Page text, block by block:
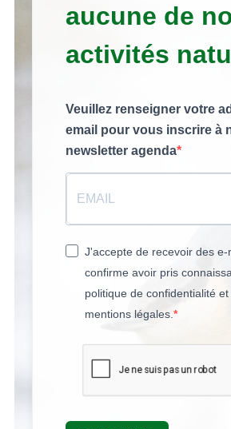
aucune de
activités
Veuillez renseigner votre
email pour vous inscrire à
newsletter agenda
J'accepte de recevoir des e-
confirme avoir pris
politique de confidentialité
mentions légales.